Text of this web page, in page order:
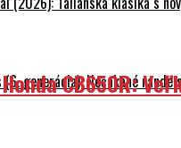
(6. generácia): Nečakané
CB650R: